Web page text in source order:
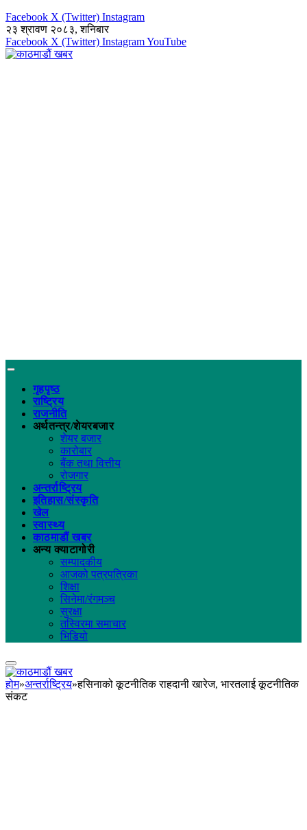
Facebook X (Twitter) Instagram
२३ श्रावण २०८३, शनिबार
Facebook X (Twitter) InstagramYouTube
गृहपृष्ठ
राष्ट्रिय
राजनीति
अर्थतन्त्र/शेयरबजार
शेयर बजार
कारोबार
बैंक तथा वित्तीय
रोजगार
अन्तर्राष्ट्रिय
इतिहास/संस्कृति
खेल
स्वास्थ्य
काठमाडौं खबर
अन्य क्याटागोरी
सम्पादकीय
आजको पत्रपत्रिका
शिक्षा
सिनेमा/रंगमञ्च
सुरक्षा
तस्विरमा समाचार
भिडियो
होम»अन्तर्राष्ट्रिय»हसिनाको कूटनीतिक राहदानी खारेज, भारतलाई कूटनीतिक
संकट